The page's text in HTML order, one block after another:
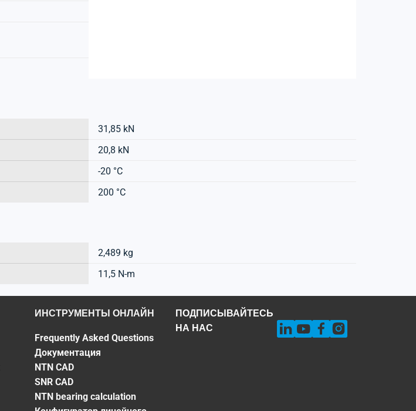
31,85 kN
20,8 kN
-20 °C
200 °C
2,489 kg
11,5 N-m
ИНСТРУМЕНТЫ ОНЛАЙН
Frequently Asked Questions
Документация
NTN CAD
SNR CAD
NTN bearing calculation
ПОДПИСЫВАЙТЕСЬ
НА НАС